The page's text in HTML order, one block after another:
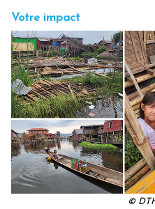
Votre impact
©